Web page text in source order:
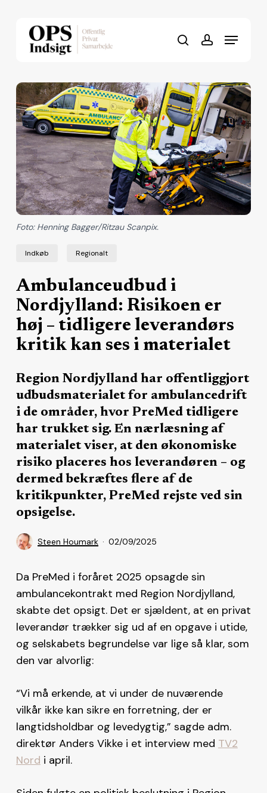
searchaccount
Menu
Indkøb Regionalt
Ambulanceudbud i
Nordjylland: Risikoen er
høj – tidligere leverandørs
kritik kan ses i materialet
Region Nordjylland har offentliggjort
udbudsmaterialet for ambulancedrift
i de områder, hvor PreMed tidligere
har trukket sig. En nærlæsning af
materialet viser, at den økonomiske
risiko placeres hos leverandøren – og
dermed bekræftes flere af de
kritikpunkter, PreMed rejste ved sin
opsigelse.
Steen Houmark 02/09/2025
Foto: Henning Bagger/Ritzau Scanpix.
Da PreMed i foråret 2025 opsagde sin
ambulancekontrakt med Region Nordjylland,
skabte det opsigt. Det er sjældent, at en privat
leverandør trækker sig ud af en opgave i utide,
og selskabets begrundelse var lige så klar, som
den var alvorlig:
“Vi må erkende, at vi under de nuværende
vilkår ikke kan sikre en forretning, der er
langtidsholdbar og levedygtig,” sagde adm.
direktør Anders Vikke i et interview med TV2
Nord i april.
Close